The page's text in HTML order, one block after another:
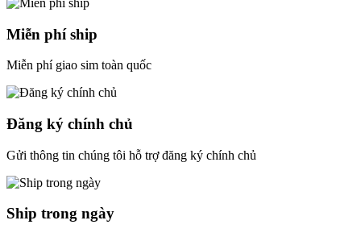
Miễn phí ship
Miễn phí giao sim toàn quốc
Đăng ký chính chủ
Gửi thông tin chúng tôi hỗ trợ đăng ký chính chủ
Ship trong ngày